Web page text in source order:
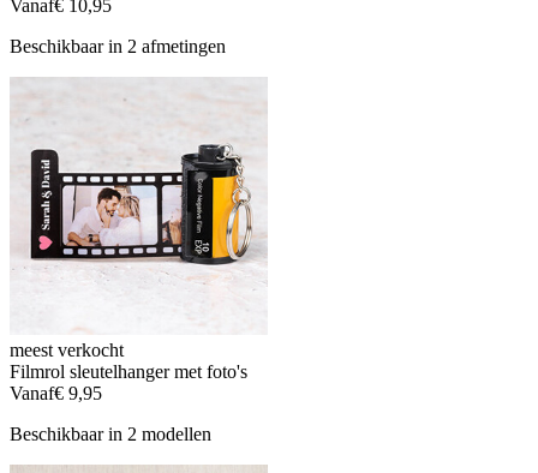
Vanaf€ 10,95
Beschikbaar in 2 afmetingen
meest verkocht
Filmrol sleutelhanger met foto's
Vanaf€ 9,95
Beschikbaar in 2 modellen